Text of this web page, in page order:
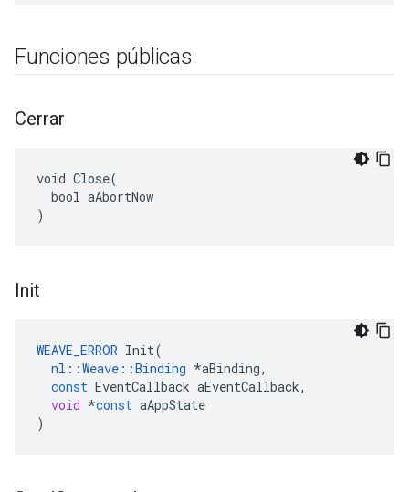
Funciones públicas
Cerrar
void Close(
  bool aAbortNow
)
Init
WEAVE_ERROR Init(
nl ::Weave ::Binding *aBinding,
const EventCallback aEventCallback,
void *const aAppState
)